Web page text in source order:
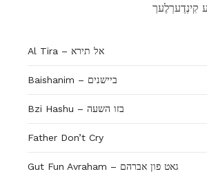
קִינְדֶערְלֶעך
Al Tira – אל תירא
Baishanim – ביישנים
Bzi Hashu – בזו השעה
Father Don’t Cry
Gut Fun Avraham – גאט פון אברהם